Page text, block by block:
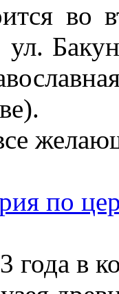
во
ул.
по
года в